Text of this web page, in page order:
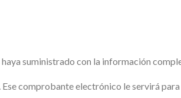
suministrado con la información
comprobante electrónico le servirá